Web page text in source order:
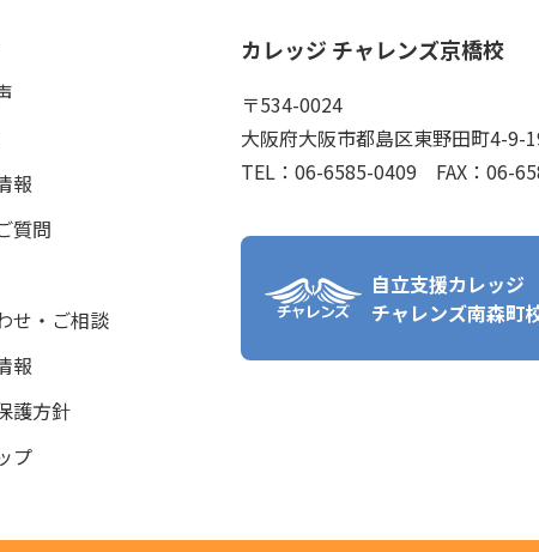
報
質問
せ・ご相談
報
護方針
プ
カレッジ チャレンズ京橋校
〒534-0024
大阪府大阪市都島区東野田町4-9-
TEL：06-6585-0409 FAX：06-
自立支援カレッジ
チャレンズ南森町